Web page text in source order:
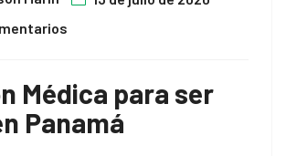
Médica para ser
Panamá